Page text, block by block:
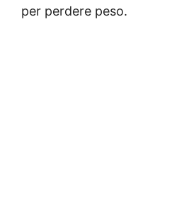
per perdere peso.